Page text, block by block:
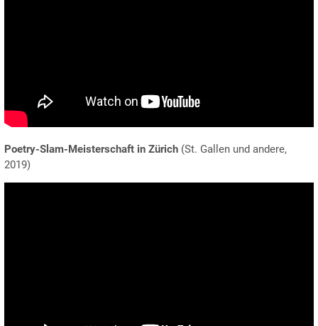
Poetry-Slam-Meisterschaft in Zürich (St. Gallen und andere,
2019)